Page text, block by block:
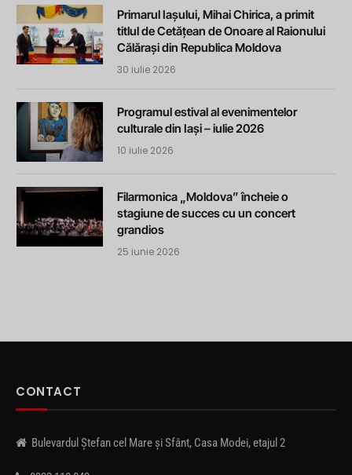
Primarul Iașului, Mihai Chirica, a primit
titlul de Cetățean de Onoare al Raionului
Călărași din Republica Moldova
30 iulie 2026
Programul estival al evenimentelor
culturale din Iași – iulie 2026
10 iulie 2026
Filarmonica „Moldova” încheie o
stagiune de succes cu un concert
grandios
25 iunie 2026
CONTACT
Bulevardul Ștefan cel Mare și Sfânt, Casa Modei, etajul 2